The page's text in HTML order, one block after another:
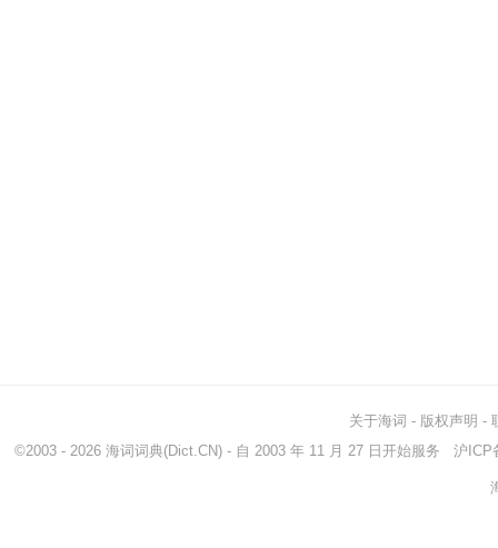
关于海词 - 版权声明 -
©2003 - 2026 海词词典(Dict.CN) - 自 2003 年 11 月 27 日开始服务 沪ICP